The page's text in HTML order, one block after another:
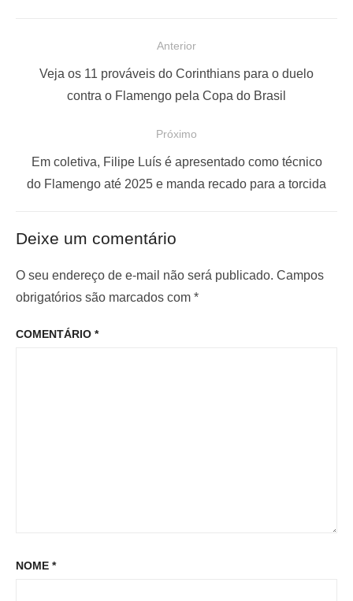
o
e
P
o
Anterior
n
i
o
:
Veja os 11 prováveis do Corinthians para o duelo
contra o Flamengo pela Copa do Brasil
Próximo
m
o
o
Em coletiva, Filipe Luís é apresentado como técnico
do Flamengo até 2025 e manda recado para a torcida
Deixe um comentário
O seu endereço de e-mail não será publicado. Campos
obrigatórios são marcados com *
COMENTÁRIO *
NOME *